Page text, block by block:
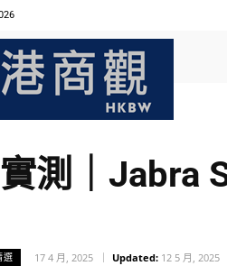
測｜Jabra
選 17 4 月, 2025 Updated: 12 5 月, 2025